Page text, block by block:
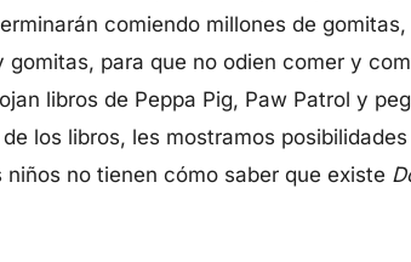
comiendo millones de
para que no odien comer y
libros de Peppa Pig, Paw Patrol y
los libros, les mostramos
no tienen cómo saber que existe